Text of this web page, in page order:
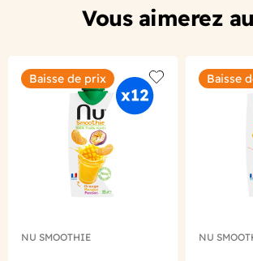
Vous aimerez
Baisse de prix
Add to wishlist
NU SMOOTHIE
Baisse
NU